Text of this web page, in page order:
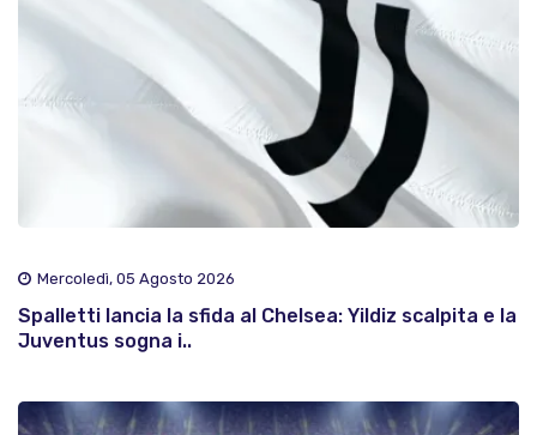
Mercoledì, 05 Agosto 2026
Spalletti lancia la sfida al Chelsea: Yildiz scalpita e la
Juventus sogna i..